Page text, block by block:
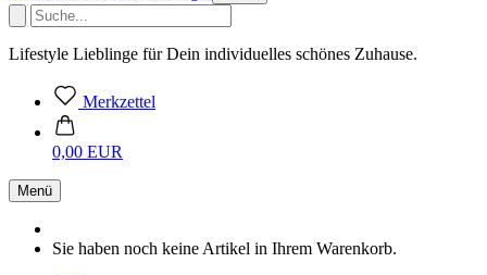
Lifestyle Lieblinge für Dein individuelles schönes Zuhause.
Merkzettel
0,00 EUR
Menü
Sie haben noch keine Artikel in Ihrem Warenkorb.